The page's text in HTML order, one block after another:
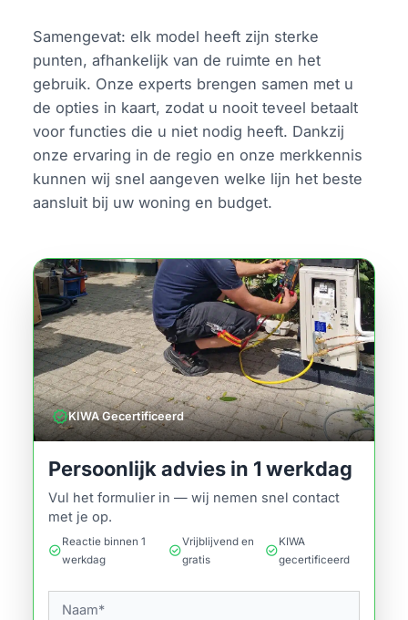
Samengevat: elk model heeft zijn sterke
punten, afhankelijk van de ruimte en het
gebruik. Onze experts brengen samen met u
de opties in kaart, zodat u nooit teveel betaalt
voor functies die u niet nodig heeft. Dankzij
onze ervaring in de regio en onze merkkennis
kunnen wij snel aangeven welke lijn het beste
aansluit bij uw woning en budget.
verifiedKIWA Gecertificeerd
Persoonlijk advies in 1 werkdag
Vul het formulier in — wij nemen snel contact
met je op.
check_circle
Reactie binnen 1
werkdag
check_circle
Vrijblijvend en
gratis
check_circle
KIWA
gecertificeerd